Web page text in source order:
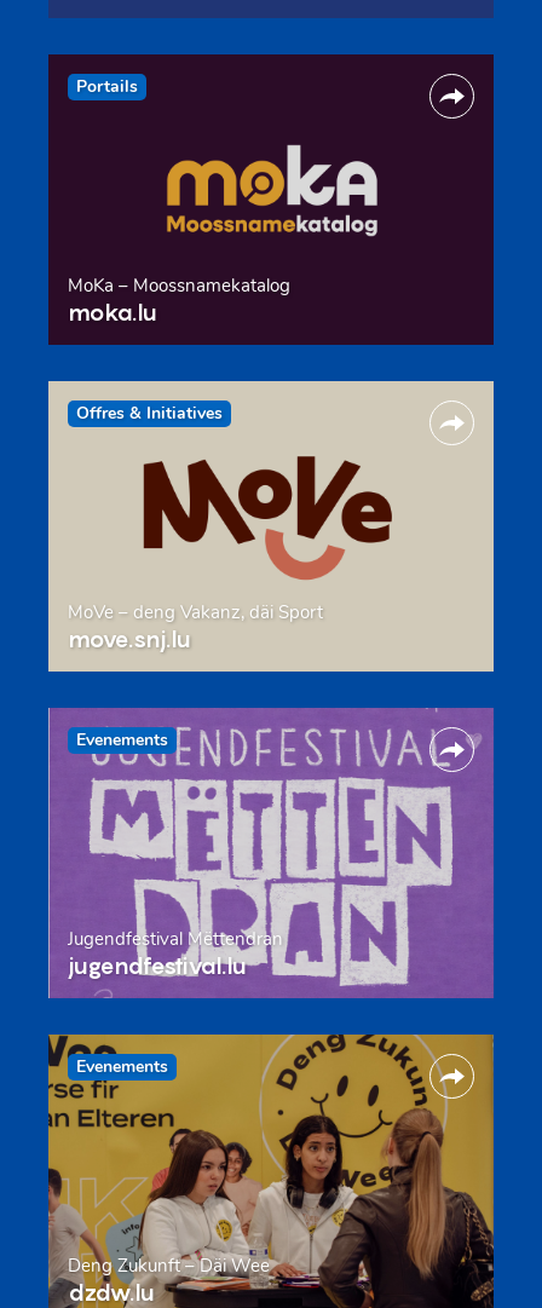
Portails
MoKa – Moossnamekatalog
moka.lu
Offres & Initiatives
MoVe – deng Vakanz, däi Sport
move.snj.lu
Evenements
Jugendfestival Mëttendran
jugendfestival.lu
Evenements
Deng Zukunft – Däi Wee
dzdw.lu